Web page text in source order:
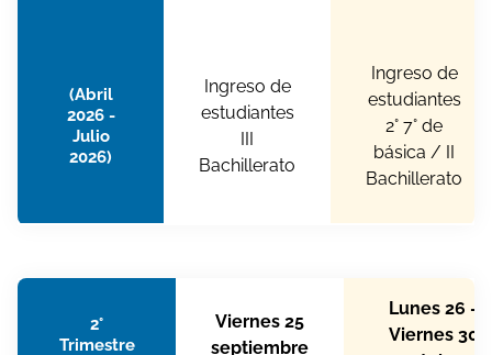
(Abril
2026 -
Julio
2026)
Ingreso de
estudiantes
III
Bachillerato
Ingreso de
estudiantes
2° 7° de
básica / II
Bachillerato
2°
Trimestre
Viernes 25
septiembre
Lunes 26 -
Viernes 30